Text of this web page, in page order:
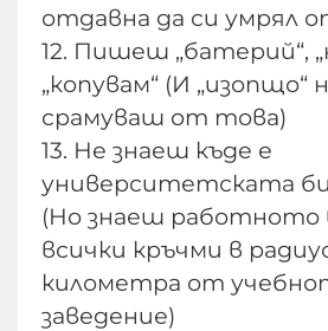
отдавна да си умрял
12. Пишеш „батерий“,
„копувам“ (И „изопщо“
срамуваш от това)
13. Не знаеш къде е
университетската
(Но знаеш работното
всички кръчми в
километра от
заведение)